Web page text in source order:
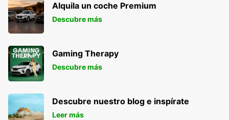
Alquila un coche Premium
Descubre más
Gaming Therapy
Descubre más
Descubre nuestro blog e inspírate
Leer más